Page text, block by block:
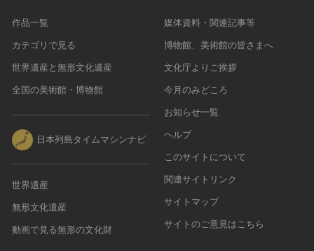
作品一覧
カテゴリで見る
世界遺産と無形文化遺産
全国の美術館・博物館
日本列島タイムマシンナビ
世界遺産
無形文化遺産
動画で見る無形の文化財
媒体資料・関連記事等
博物館、美術館の皆さまへ
文化庁よりご挨拶
今月のみどころ
お知らせ一覧
ヘルプ
このサイトについて
関連サイトリンク
サイトマップ
サイトのご意見はこちら